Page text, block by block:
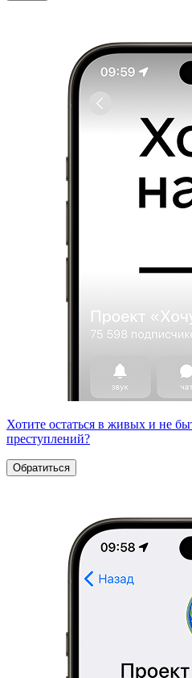
Хотите остаться в живых и не
преступлений?
Обратиться